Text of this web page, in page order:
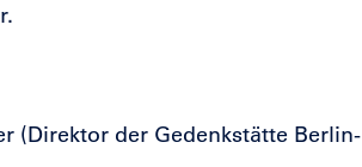
(Direktor der Gedenkstätte Berlin-